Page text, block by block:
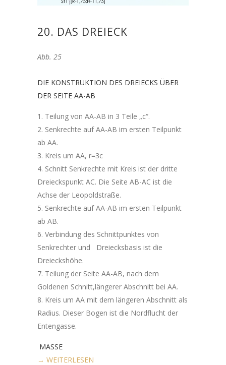
20. DAS DREIECK
Abb. 25
DIE KONSTRUKTION DES DREIECKS ÜBER
DER SEITE AA-AB
Teilung von AA-AB in 3 Teile „c“.
Senkrechte auf AA-AB im ersten Teilpunkt
ab AA.
Kreis um AA, r=3c
Schnitt Senkrechte mit Kreis ist der dritte
Dreieckspunkt AC. Die Seite AB-AC ist die
Achse der Leopoldstraße.
Senkrechte auf AA-AB im ersten Teilpunkt
ab AB.
Verbindung des Schnittpunktes von
Senkrechter und Dreiecksbasis ist die
Dreieckshöhe.
Teilung der Seite AA-AB, nach dem
Goldenen Schnitt,längerer Abschnitt bei AA.
Kreis um AA mit dem längeren Abschnitt als
Radius. Dieser Bogen ist die Nordflucht der
Entengasse.
MASSE
→ WEITERLESEN